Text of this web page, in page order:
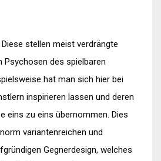
stellen meist verdrängte
Psychosen des spielbaren
hat man sich hier bei
inspirieren lassen und deren
eins zu eins übernommen. Dies
variantenreichen und
Gegnerdesign, welches